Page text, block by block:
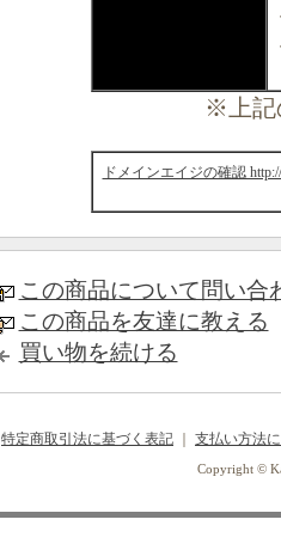
※上記
ドメインエイジの確認
この商品について問い合
この商品を友達に教える
買い物を続ける
特定商取引法に基づく表記 支払い方法
Copyright ©